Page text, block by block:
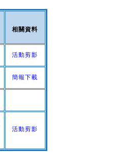
相關資料
活動剪影
簡報下載
活動剪影